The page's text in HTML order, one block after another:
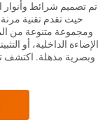
الإضاءة الداخلية، أو